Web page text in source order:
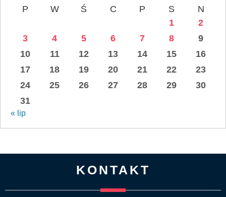
P W Ś C P S
N
1
2
3
4 5 6 7 8
9
10
11 12 13 14 15
16
17
18 19 20 21 22
23
24
25 26 27 28 29
30
31
« lip
KONTAKT